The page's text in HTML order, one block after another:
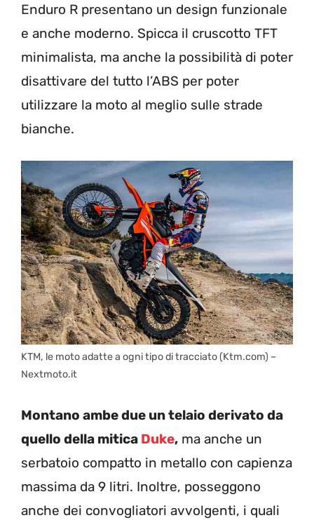
Enduro R presentano un design funzionale
e anche moderno. Spicca il cruscotto TFT
minimalista, ma anche la possibilità di poter
disattivare del tutto l’ABS per poter
utilizzare la moto al meglio sulle strade
bianche.
KTM, le moto adatte a ogni tipo di tracciato (Ktm.com) –
Nextmoto.it
Montano ambe due un telaio derivato da
quello della mitica Duke, ma anche un
serbatoio compatto in metallo con capienza
massima da 9 litri. Inoltre, posseggono
anche dei convogliatori avvolgenti, i quali